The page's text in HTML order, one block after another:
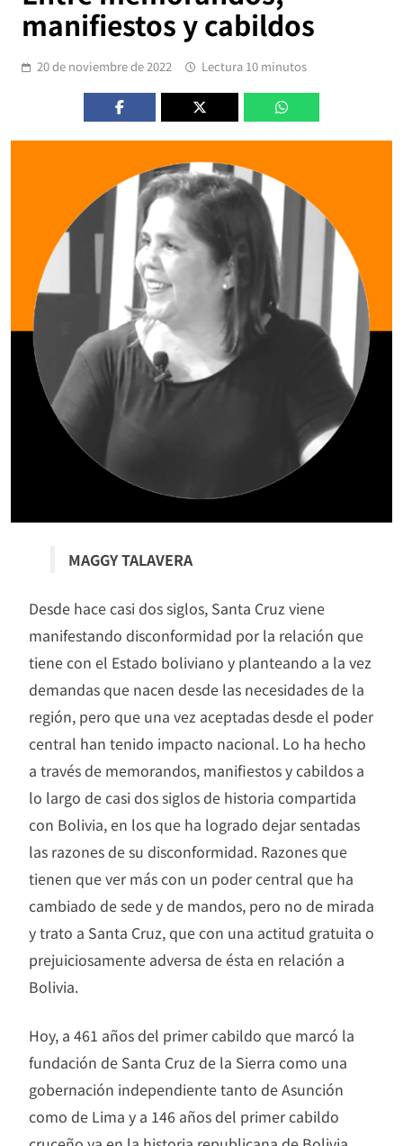
manifiestos y cabildos
20 de noviembre de 2022 Lectura 10 minutos
MAGGY TALAVERA
Desde hace casi dos siglos, Santa Cruz viene
manifestando disconformidad por la relación que
tiene con el Estado boliviano y planteando a la vez
demandas que nacen desde las necesidades de la
región, pero que una vez aceptadas desde el poder
central han tenido impacto nacional. Lo ha hecho
a través de memorandos, manifiestos y cabildos a
lo largo de casi dos siglos de historia compartida
con Bolivia, en los que ha logrado dejar sentadas
las razones de su disconformidad. Razones que
tienen que ver más con un poder central que ha
cambiado de sede y de mandos, pero no de mirada
y trato a Santa Cruz, que con una actitud gratuita o
prejuiciosamente adversa de ésta en relación a
Bolivia.
Hoy, a 461 años del primer cabildo que marcó la
fundación de Santa Cruz de la Sierra como una
gobernación independiente tanto de Asunción
como de Lima y a 146 años del primer cabildo